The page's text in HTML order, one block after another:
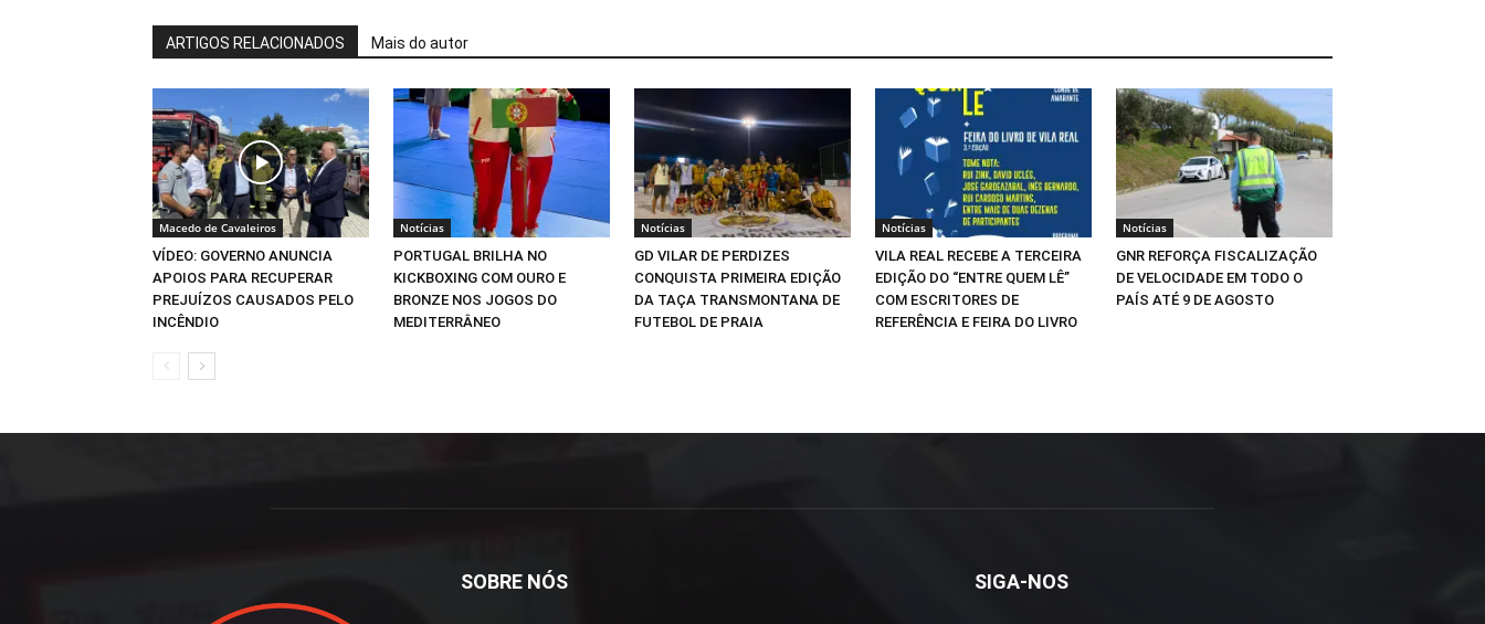
ARTIGOS RELACIONADOS Mais do autor
Macedo de Cavaleiros
VÍDEO: GOVERNO ANUNCIA
APOIOS PARA RECUPERAR
PREJUÍZOS CAUSADOS PELO
INCÊNDIO
Notícias
PORTUGAL BRILHA NO
KICKBOXING COM OURO E
BRONZE NOS JOGOS DO
MEDITERRÂNEO
Notícias
GD VILAR DE PERDIZES
CONQUISTA PRIMEIRA EDIÇÃO
DA TAÇA TRANSMONTANA DE
FUTEBOL DE PRAIA
Notícias
VILA REAL RECEBE A TERCEIRA
EDIÇÃO DO “ENTRE QUEM LÊ”
COM ESCRITORES DE
REFERÊNCIA E FEIRA DO LIVRO
Notícias
GNR REFORÇA FISCALIZAÇÃO
DE VELOCIDADE EM TODO O
PAÍS ATÉ 9 DE AGOSTO
SOBRE NÓS SIGA-NOS